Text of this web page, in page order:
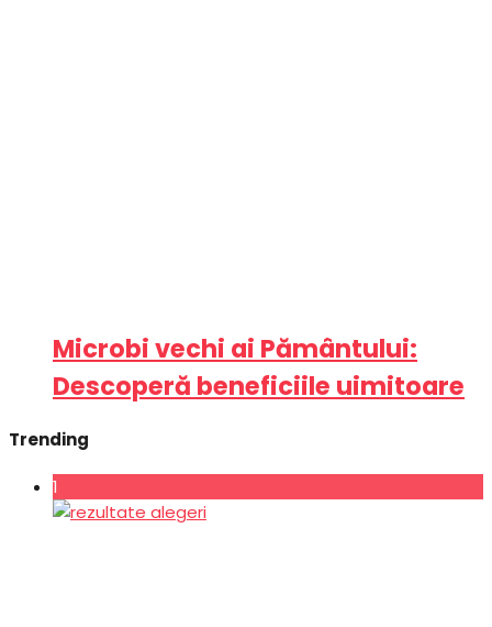
Microbi vechi ai Pământului:
Descoperă beneficiile uimitoare
Trending
1